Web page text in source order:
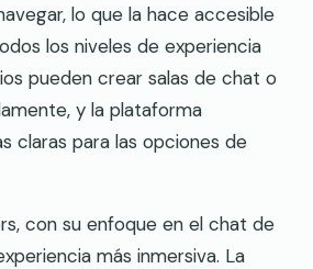
lo que la hace accesible
los niveles de experiencia
pueden crear salas de chat o
y la plataforma
claras para las opciones de
con su enfoque en el chat de
más inmersiva. La